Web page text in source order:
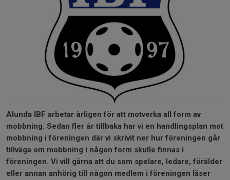
Alunda IBF arbetar årligen för att motverka all form av
mobbning. Sedan fler år tillbaka har vi en handlingsplan mot
mobbning i föreningen där vi skrivit ner hur föreningen går
tillväga om mobbning i någon form skulle finnas i
föreningen. Vi vill gärna att du som spelare, ledare, förälder
eller annan anhörig till någon medlem i föreningen läser